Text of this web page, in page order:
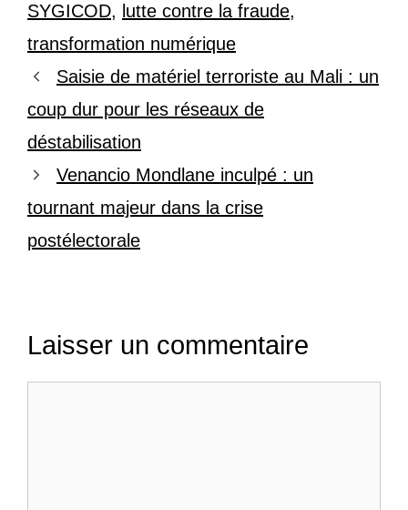
SYGICOD, lutte contre la fraude,
transformation numérique
Saisie de matériel terroriste au Mali : un
coup dur pour les réseaux de
déstabilisation
Venancio Mondlane inculpé : un
tournant majeur dans la crise
postélectorale
Laisser un commentaire